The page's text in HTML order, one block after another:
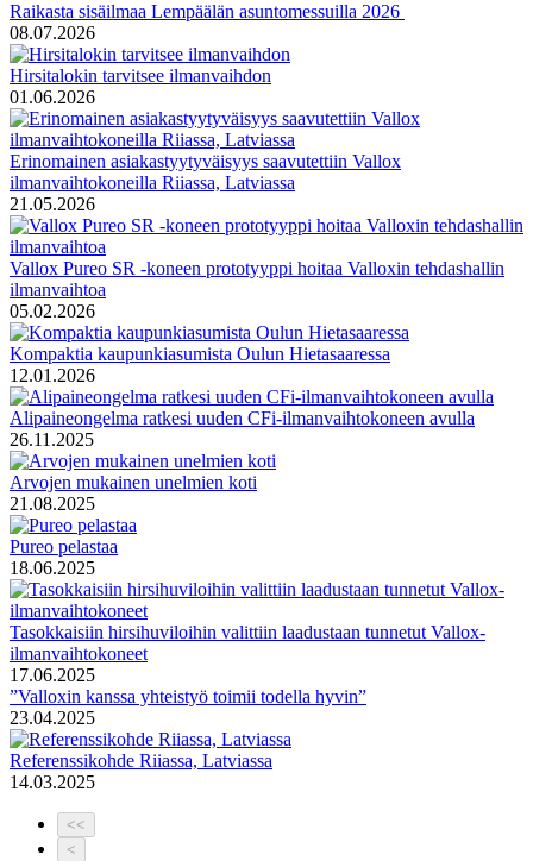
Raikasta sisäilmaa Lempäälän asuntomessuilla 2026
08.07.2026
Hirsitalokin tarvitsee ilmanvaihdon
01.06.2026
Erinomainen asiakastyytyväisyys saavutettiin Vallox
ilmanvaihtokoneilla Riiassa, Latviassa
21.05.2026
Vallox Pureo SR -koneen prototyyppi hoitaa Valloxin tehdashallin
ilmanvaihtoa
05.02.2026
Kompaktia kaupunkiasumista Oulun Hietasaaressa
12.01.2026
Alipaineongelma ratkesi uuden CFi-ilmanvaihtokoneen avulla
26.11.2025
Arvojen mukainen unelmien koti
21.08.2025
Pureo pelastaa
18.06.2025
Tasokkaisiin hirsihuviloihin valittiin laadustaan tunnetut Vallox-
ilmanvaihtokoneet
17.06.2025
”Valloxin kanssa yhteistyö toimii todella hyvin”
23.04.2025
Referenssikohde Riiassa, Latviassa
14.03.2025
<<
<